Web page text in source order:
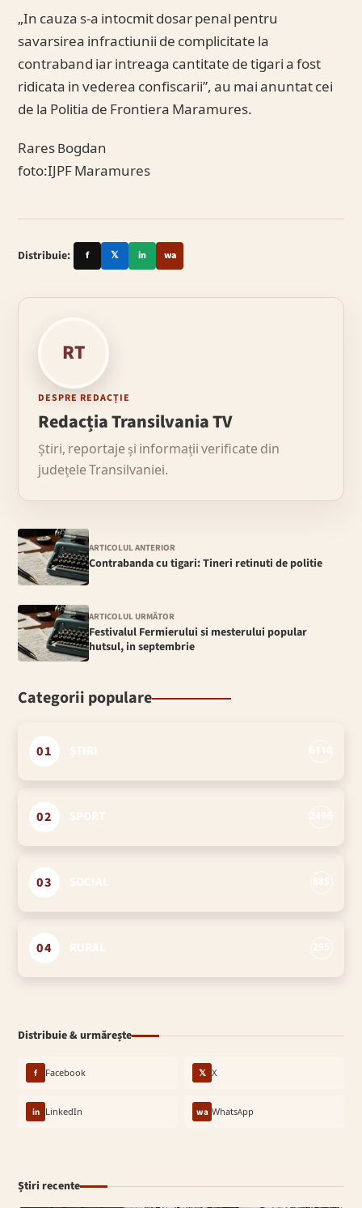
„In cauza s-a intocmit dosar penal pentru
savarsirea infractiunii de complicitate la
contraband iar intreaga cantitate de tigari a fost
ridicata in vederea confiscarii”, au mai anuntat cei
de la Politia de Frontiera Maramures.
Rares Bogdan
foto:IJPF Maramures
Distribuie: f 𝕏 in wa
RT
DESPRE REDACȚIE
Redacția Transilvania TV
Știri, reportaje și informații verificate din
județele Transilvaniei.
ARTICOLUL ANTERIOR
Contrabanda cu tigari: Tineri retinuti de politie
ARTICOLUL URMĂTOR
Festivalul Fermierului si mesterului popular
hutsul, in septembrie
Categorii populare
01
02
03
04
Distribuie & urmărește
f Facebook 𝕏 X
in LinkedIn wa WhatsApp
Știri recente